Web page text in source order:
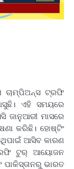
ଚାମ୍ପିଅନ୍ସ ଟ୍ରଫି
ଏହି ସମୟରେ
ଜାନୁଆରୀ ମାସରେ
କରିଛି। ହୋଷ୍ଟିଂ
ଆସିବ କାରଣ
ଟୁର୍ ଆୟୋଜନ
ଭାରତ